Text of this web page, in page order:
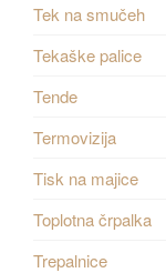
Tek na smučeh
Tekaške palice
Tende
Termovizija
Tisk na majice
Toplotna črpalka
Trepalnice